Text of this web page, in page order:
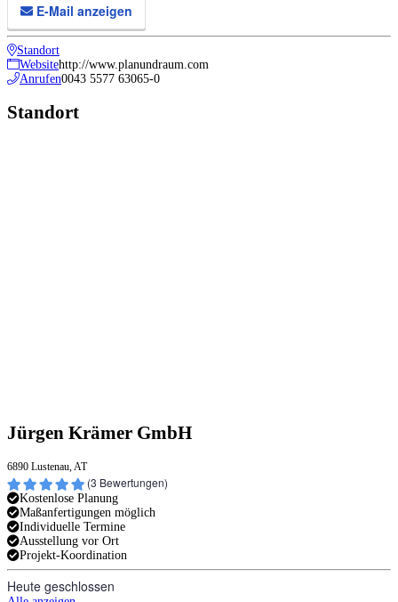
E-Mail anzeigen
Standort
Websitehttp://www.planundraum.com
Anrufen0043 5577 63065-0
Standort
Jürgen Krämer GmbH
6890 Lustenau, AT
(3 Bewertungen)
Kostenlose Planung
Maßanfertigungen möglich
Individuelle Termine
Ausstellung vor Ort
Projekt-Koordination
Heute geschlossen